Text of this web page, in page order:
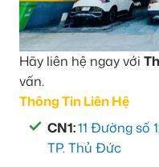
Hãy liên hệ ngay với
vấn.
Thông Tin Liên Hệ
CN1:11 Đường số
TP. Thủ Đức